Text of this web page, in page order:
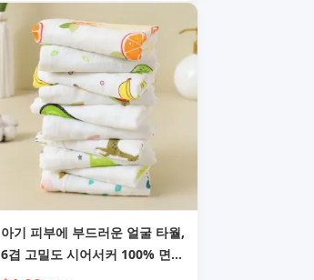
아기 피부에 부드러운 얼굴 타월,
6겹 고밀도 시어서커 100% 면
정사각형 타월, 트림용 천, 아기